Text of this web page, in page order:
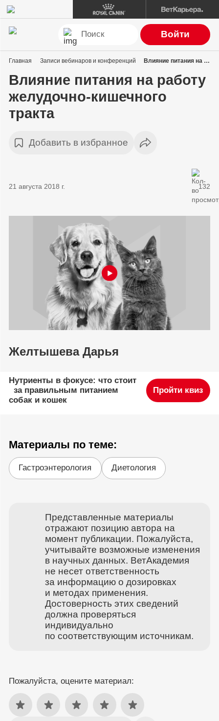
Войти
Главная Записи вебинаров и конференций Влияние питания на работу желудочно-кишечного тракта
Влияние питания на работу
желудочно-кишечного
тракта
Добавить в избранное
21 августа 2018 г. 132
Желтышева Дарья
Нутриенты в фокусе: что стоит
за правильным питанием
собак и кошек
Пройти квиз
Материалы по теме:
Гастроэнтерология Диетология
Представленные материалы
отражают позицию автора на
момент публикации. Пожалуйста,
учитывайте возможные изменения
в научных данных. ВетАкадемия
не несет ответственность
за информацию о дозировках
и методах применения.
Достоверность этих сведений
должна проверяться
индивидуально
по соответствующим источникам.
Пожалуйста, оцените материал: